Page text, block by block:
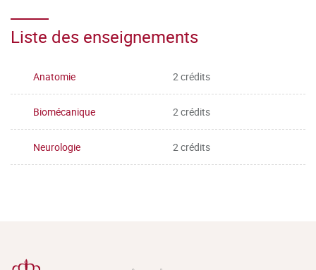
Liste des enseignements
Anatomie 2 crédits
Biomécanique 2 crédits
Neurologie 2 crédits